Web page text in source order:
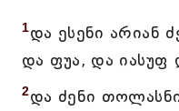
1და ესენი არიან
და ფუა, და იასუფ
2და ძენი